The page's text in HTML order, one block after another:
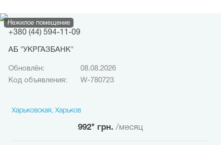
+380 (44) 594-11-09
АБ "УКРГАЗБАНК"
Обновлён:
08.08.2026
Код объявления:
W-780723
Нежилое помещение
Харьковская, Харьков
992* грн. /месяц